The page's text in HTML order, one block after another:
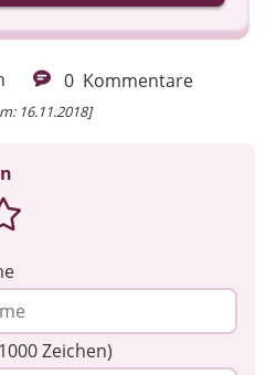
0 Kommentare
16.11.2018]
Zeichen)